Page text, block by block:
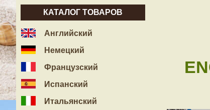
КАТАЛОГ ТОВАРОВ
Английский
Немецкий
Французский
Испанский
Итальянский